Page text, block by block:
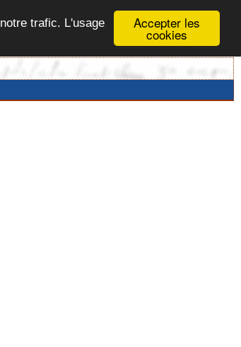
Accepter les
cookies
trafic. L'usage